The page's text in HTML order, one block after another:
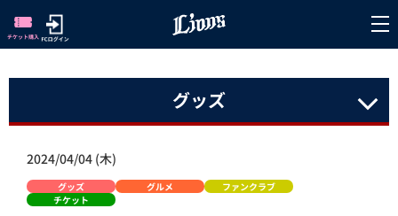
グッズ
2024/04/04 (木)
グッズ グルメ
ファンクラブ
チケット